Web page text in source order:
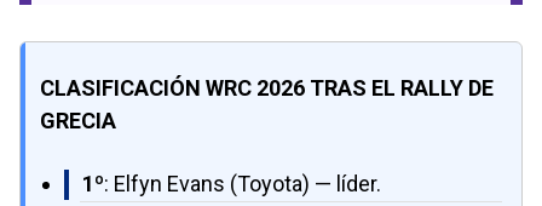
CLASIFICACIÓN WRC 2026 TRAS EL RALLY DE
GRECIA
1º: Elfyn Evans (Toyota) — líder.